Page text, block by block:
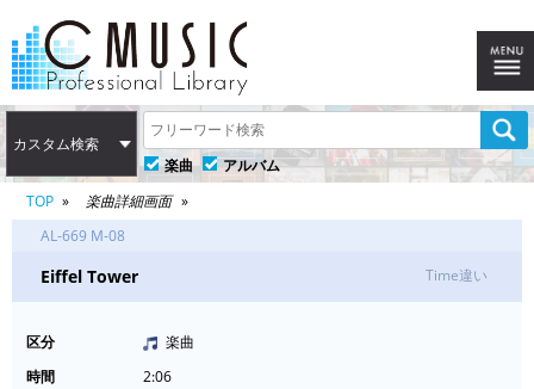
カスタム検索
楽曲
アルバム
TOP
楽曲詳細画面
AL-669 M-08
Eiffel Tower Time違い
区分
楽曲
時間
2:06